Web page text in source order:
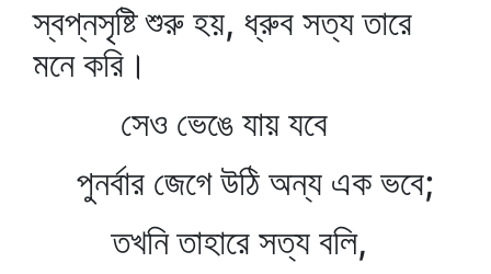
স্বপ্নসৃষ্টি শুরু হয়, ধ্রুব সত্য তারে
মনে করি।
সেও ভেঙে যায় যবে
পুনর্বার জেগে উঠি অন্য এক ভবে;
তখনি তাহারে সত্য বলি,